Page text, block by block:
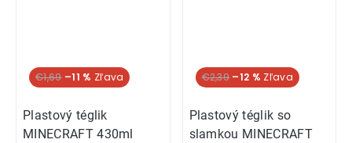
€1,69 –11 %
Plastový téglik
MINECRAFT 430ml
€2,39 –12 %
Plastový téglik so
slamkou MINECRAFT